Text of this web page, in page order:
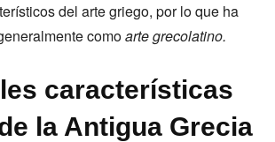
del arte griego, por lo que ha
comoarte grecolatino.
características
la Antigua Grecia